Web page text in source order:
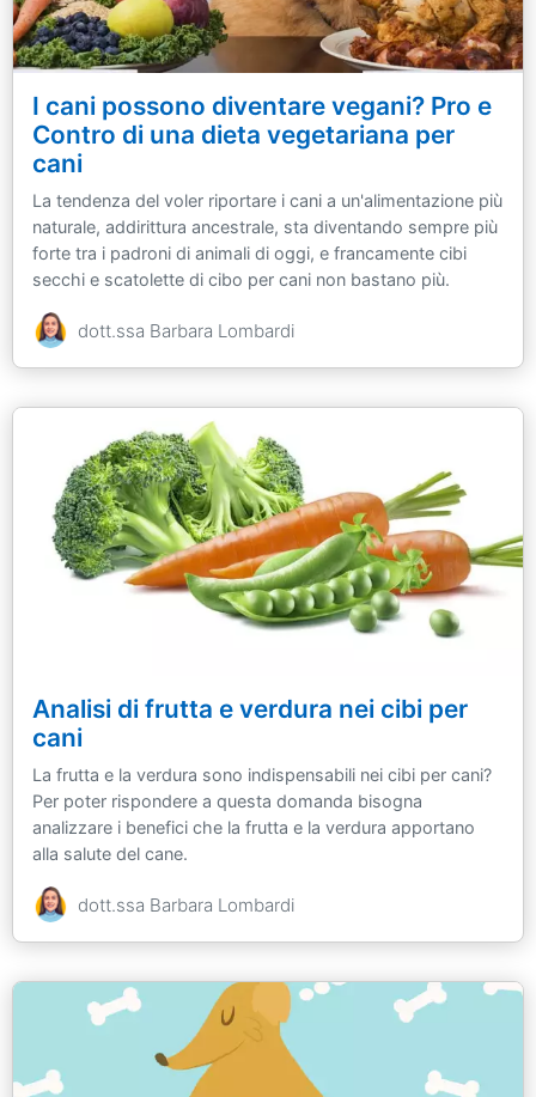
I cani possono diventare vegani? Pro e
Contro di una dieta vegetariana per
cani
La tendenza del voler riportare i cani a un'alimentazione più
naturale, addirittura ancestrale, sta diventando sempre più
forte tra i padroni di animali di oggi, e francamente cibi
secchi e scatolette di cibo per cani non bastano più.
dott.ssa Barbara Lombardi
Analisi di frutta e verdura nei cibi per
cani
La frutta e la verdura sono indispensabili nei cibi per cani?
Per poter rispondere a questa domanda bisogna
analizzare i benefici che la frutta e la verdura apportano
alla salute del cane.
dott.ssa Barbara Lombardi